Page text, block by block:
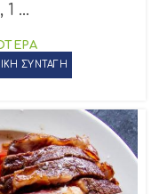
...
ΣΥΝΤΑΓΗ